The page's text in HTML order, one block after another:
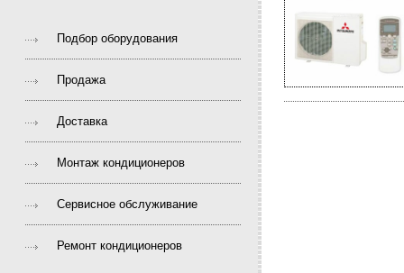
Подбор оборудования
Продажа
Доставка
Монтаж кондиционеров
Сервисное обслуживание
Ремонт кондиционеров